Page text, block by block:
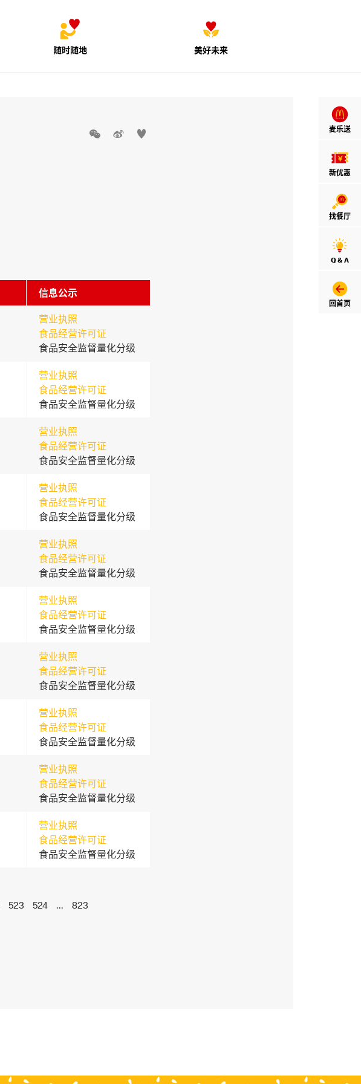
随时随地 美好未来
麦乐送
新优惠
找餐厅
Q & A
回首页
  
信息公示
营业执照
食品经营许可证
食品安全监督量化分级
营业执照
食品经营许可证
食品安全监督量化分级
营业执照
食品经营许可证
食品安全监督量化分级
营业执照
食品经营许可证
食品安全监督量化分级
营业执照
食品经营许可证
食品安全监督量化分级
营业执照
食品经营许可证
食品安全监督量化分级
营业执照
食品经营许可证
食品安全监督量化分级
营业执照
食品经营许可证
食品安全监督量化分级
营业执照
食品经营许可证
食品安全监督量化分级
营业执照
食品经营许可证
食品安全监督量化分级
523 524 ... 823